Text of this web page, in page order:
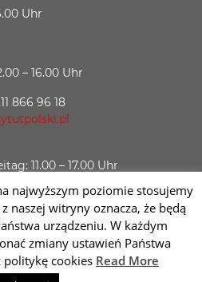
Uhr
– 16.00 Uhr
866 96 18
11.00 – 17.00 Uhr
Twitter
Youtube
Instagram
najwyższym poziomie stosujemy
naszej witryny oznacza, że będą
urządzeniu. W każdym
zmiany ustawień Państwa
politykę cookies Read More